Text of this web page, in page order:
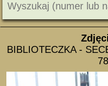
BIBLIOTECZKA -